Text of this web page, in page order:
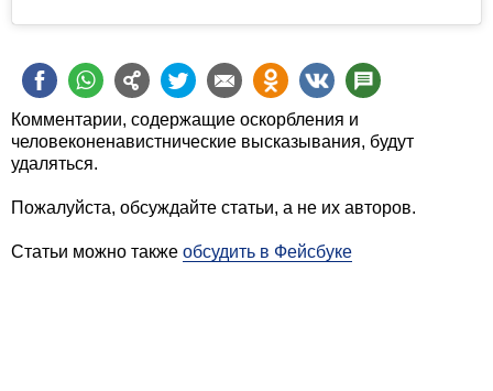
Комментарии, содержащие оскорбления и
человеконенавистнические высказывания, будут
удаляться.
Пожалуйста, обсуждайте статьи, а не их авторов.
Статьи можно также обсудить в Фейсбуке